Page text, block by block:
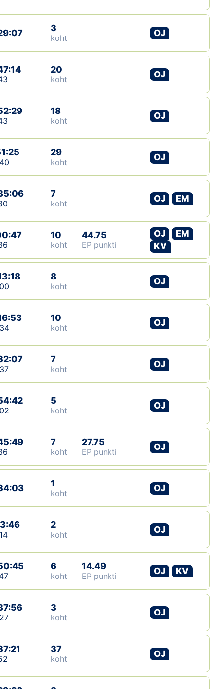
3
koht
OJ
20
koht
OJ
18
koht
OJ
29
koht
OJ
7
koht
OJ EM
10
koht
44.75
EP punkti
OJ
EM
KV
8
koht
OJ
10
koht
OJ
7
koht
OJ
5
koht
OJ
7
koht
27.75
EP punkti
OJ
1
koht
OJ
2
koht
OJ
6
koht
14.49
EP punkti
OJ KV
3
koht
OJ
37
koht
OJ